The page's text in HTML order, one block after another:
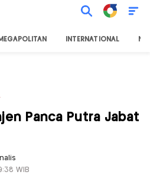
INTERNATIONAL
Panca Putra Jabat
WIB